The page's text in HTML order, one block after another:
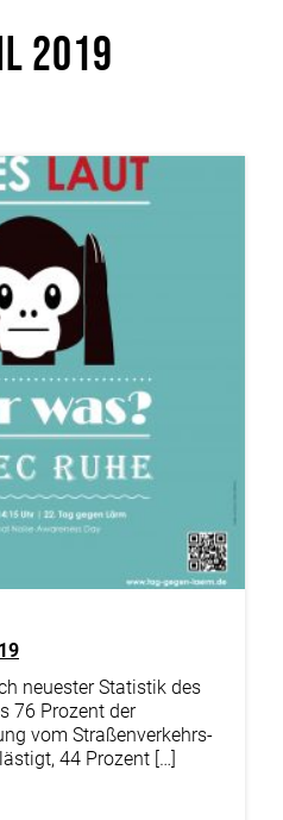
2019
neuester Statistik des
76 Prozent der
vom Straßen­verkehrs­
44 Prozent […]